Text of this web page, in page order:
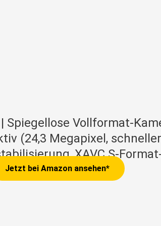
Spiegellose Vollformat-
(24,3 Megapixel,
XAVC S-
Jetzt bei Amazon ansehen*